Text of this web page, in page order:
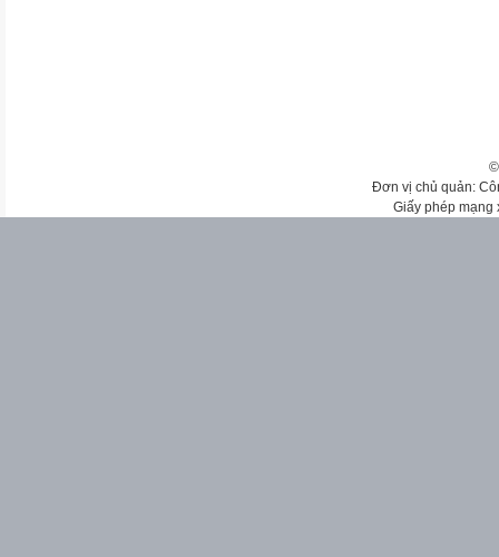
Đơn vị chủ quản:
Giấy phép mạng